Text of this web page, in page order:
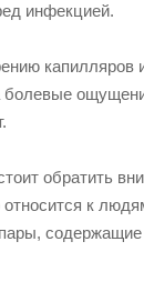
инфекцией.
капилляров
обратить
к